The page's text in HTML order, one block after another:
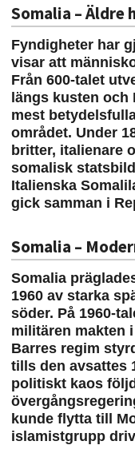
Somalia – Äldre
Fyndigheter har
visar att
Från 600-talet
längs kusten och
mest
området. Under
britter, italienare
somalisk
Italienska
gick samman i
Somalia –
Somalia
1960 av starka
söder. På 1960-
militären makten
Barres regim
tills den avsattes
politiskt kaos
kunde flytta till
islamistgrupp